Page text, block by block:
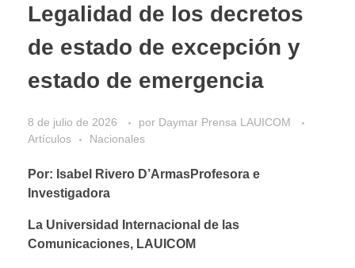
Legalidad de los decretos
de estado de excepción y
estado de emergencia
8 de julio de 2026 por Daymar Prensa LAUICOM
Artículos
Nacionales
Por: Isabel Rivero D’ArmasProfesora e
Investigadora
La Universidad Internacional de las
Comunicaciones, LAUICOM